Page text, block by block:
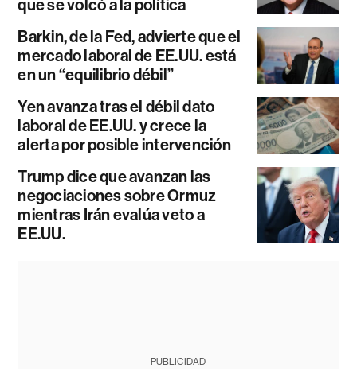
que se volcó a la política
Barkin, de la Fed, advierte que el
mercado laboral de EE.UU. está
en un “equilibrio débil”
Yen avanza tras el débil dato
laboral de EE.UU. y crece la
alerta por posible intervención
Trump dice que avanzan las
negociaciones sobre Ormuz
mientras Irán evalúa veto a
EE.UU.
PUBLICIDAD